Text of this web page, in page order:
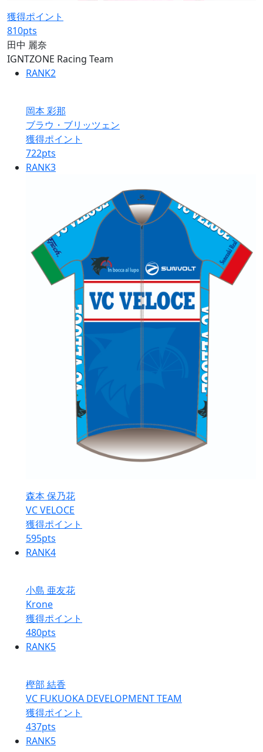
獲得ポイント
810pts
田中 麗奈
IGNTZONE Racing Team
RANK2
岡本 彩那
ブラウ・ブリッツェン
獲得ポイント
722pts
RANK3
森本 保乃花
VC VELOCE
獲得ポイント
595pts
RANK4
小島 亜友花
Krone
獲得ポイント
480pts
RANK5
樫部 結香
VC FUKUOKA DEVELOPMENT TEAM
獲得ポイント
437pts
RANK5